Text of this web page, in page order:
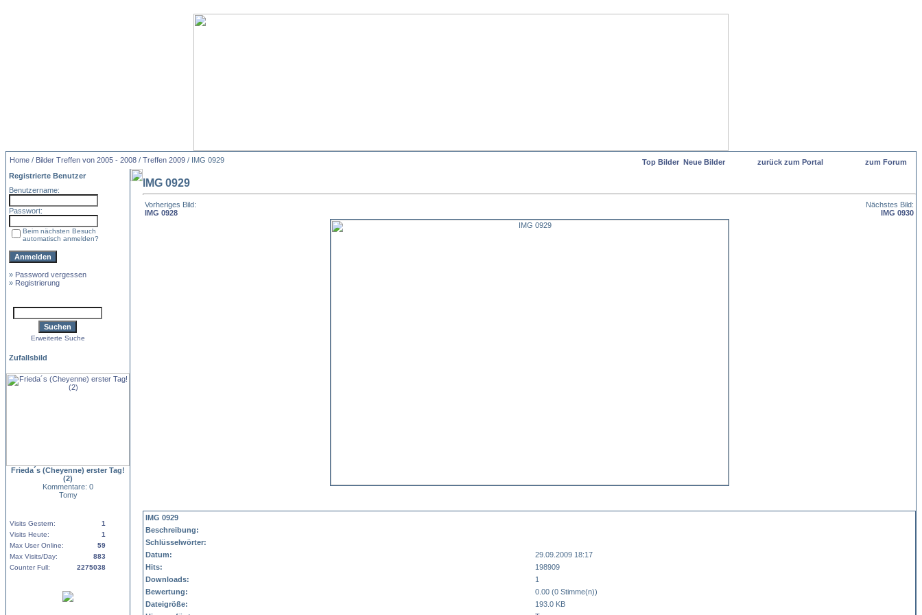
Home / Bilder Treffen von 2005 - 2008 / Treffen 2009 / IMG 0929 Top Bilder Neue Bilder zurück zum Portal
zum Forum
Registrierte Benutzer
Benutzername:
Passwort:
Beim nächsten Besuch
automatisch anmelden?
» Password vergessen
» Registrierung
Erweiterte Suche
Zufallsbild
Frieda´s (Cheyenne) erster Tag!
(2)
Kommentare: 0
Tomy
Visits Gestern:
1
Visits Heute:
1
Max User Online:
59
Max Visits/Day:
883
Counter Full:
2275038
IMG 0929
Vorheriges Bild:
IMG 0928
Nächstes Bild:
IMG 0930
IMG 0929
Beschreibung:
Schlüsselwörter:
Datum:
29.09.2009 18:17
Hits:
198909
Downloads:
1
Bewertung:
0.00 (0 Stimme(n))
Dateigröße:
193.0 KB